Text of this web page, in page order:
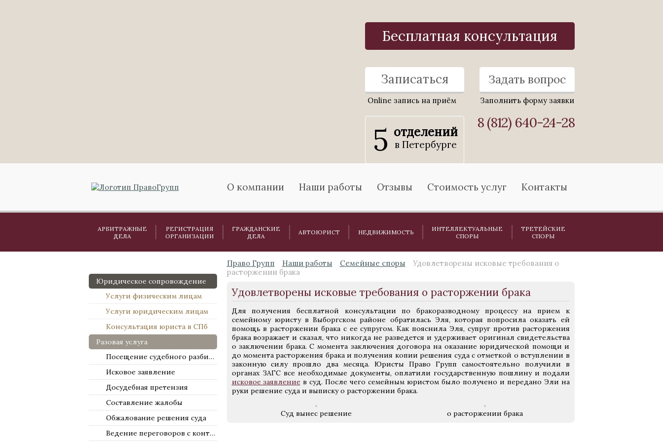
Бесплатная консультация
Записаться
Online запись на приём
Задать вопрос
Заполнить форму заявки
5 отделений
в Петербурге
8 (812) 640-24-28
О компании Наши работы Отзывы Стоимость услуг Контакты
АРБИТРАЖНЫЕ
ДЕЛА
РЕГИСТРАЦИЯ
ОРГАНИЗАЦИИ
ГРАЖДАНСКИЕ
ДЕЛА
АВТОЮРИСТ НЕДВИЖИМОСТЬ
ИНТЕЛЛЕКТУАЛЬНЫЕ
СПОРЫ
ТРЕТЕЙСКИЕ
СПОРЫ
Юридическое сопровождение
Услуги физическим лицам
Услуги юридическим лицам
Консультация юриста в СПб
Разовая услуга
Посещение судебного разбирательства
Исковое заявление
Досудебная претензия
Составление жалобы
Обжалование решения суда
Ведение переговоров с контрагентами
Право Групп Наши работы Семейные споры
Удовлетворены исковые требования о
расторжении брака
Удовлетворены исковые требования о расторжении брака
Для получения бесплатной консультации по бракоразводному процессу на прием к
семейному юристу в Выборгском районе обратилась Эля, которая попросила оказать ей
помощь в расторжении брака с ее супругом. Как пояснила Эля, супруг против расторжения
брака возражает и сказал, что никогда не разведется и удерживает оригинал свидетельства
о заключении брака. С момента заключения договора на оказание юридической помощи и
до момента расторжения брака и получения копии решения суда с отметкой о вступлении в
законную силу прошло два месяца. Юристы Право Групп самостоятельно получили в
органах ЗАГС все необходимые документы, оплатили государственную пошлину и подали
исковое заявление в суд. После чего семейным юристом было получено и передано Эли на
руки решение суда и выписку о расторжении брака.
Суд вынес решение о расторжении брака